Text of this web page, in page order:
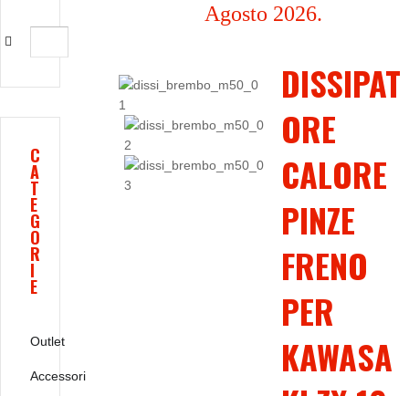
Agosto 2026.
DISSIPAT
ORE
CALORE
PINZE
FRENO
PER
KAWASA
C
A
T
E
G
O
R
I
E
Outlet
Accessori